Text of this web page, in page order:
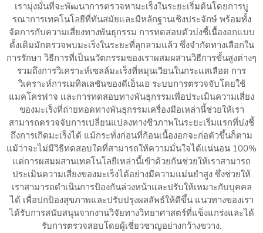
เรามุ่งมั่นที่จะพัฒนาการตรวจหามะเร็งในระยะเริ่มต้นโดยการบู
รณาการเทคโนโลยีที่ทันสมัยและมีหลักฐานเชิงประจักษ์ พร้อมทั้ง
จัดการกับความเสี่ยงทางพันธุกรรม การทดสอบตัวบ่งชี้เนื้องอกแบบ
ดั้งเดิมมักตรวจพบมะเร็งในระยะที่ลุกลามแล้ว ซึ่งจำกัดทางเลือกใน
การรักษา วิธีการที่เป็นนวัตกรรมของเราผสมผสานวิธีการขั้นสูงต่างๆ
รวมถึงการวิเคราะห์เซลล์มะเร็งที่หมุนเวียนในกระแสเลือด การ
วิเคราะห์การเมทิลเลชันของดีเอ็นเอ ระบบการตรวจจับโดยใช้
แมคโครฟาจ และการทดสอบทางพันธุกรรมเพื่อประเมินความเสี่ยง
ของมะเร็งที่ถ่ายทอดทางพันธุกรรมเครื่องมือเหล่านี้ช่วยให้เรา
สามารถตรวจจับการเปลี่ยนแปลงทางชีวภาพในระยะเริ่มแรกที่บ่งชี้
ถึงการเกิดมะเร็งได้ แม้กระทั่งก่อนที่ก้อนเนื้องอกจะก่อตัวขึ้นก็ตาม
แม้ว่าจะไม่มีวิธีทดสอบใดที่สามารถให้ความมั่นใจได้แน่นอน 100%
แต่การผสมผสานเทคโนโลยีเหล่านี้เข้าด้วยกันช่วยให้เราสามารถ
ประเมินความเสี่ยงของมะเร็งได้อย่างมีความแม่นยำสูง ซึ่งช่วยให้
เราสามารถดำเนินการป้องกันล่วงหน้าและปรับให้เหมาะกับบุคคล
ได้ เพื่อปกป้องสุขภาพและปรับปรุงผลลัพธ์ให้ดีขึ้น แนวทางของเรา
ได้รับการสนับสนุนจากงานวิจัยทางวิทยาศาสตร์ที่แข็งแกร่งและได้
รับการตรวจสอบโดยผู้เชี่ยวชาญอย่างกว้างขวาง.